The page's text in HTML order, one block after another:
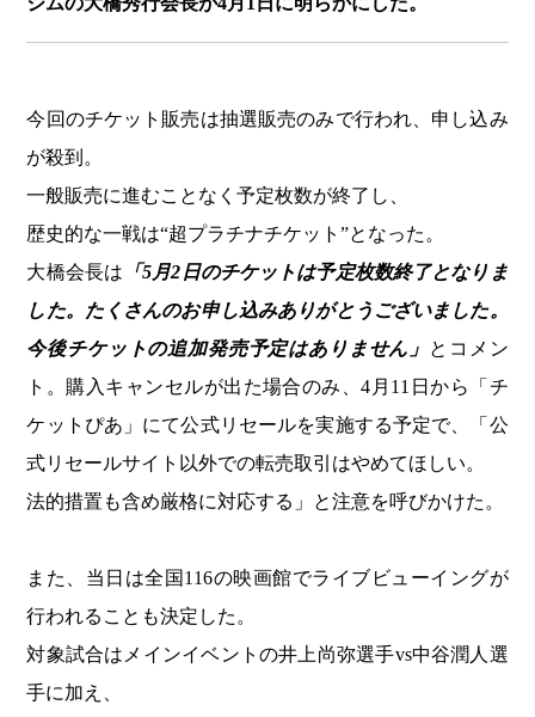
今回のチケット販売は抽選販売のみで行われ、申し込み
が殺到。
一般販売に進むことなく予定枚数が終了し、
歴史的な一戦は“超プラチナチケット”となった。
大橋会長は 「5月2日のチケットは予定枚数終了となりま
した。たくさんのお申し込みありがとうございました。
今後チケットの追加発売予定はありません」 とコメン
ト。購入キャンセルが出た場合のみ、4月11日から「チ
ケットぴあ」にて公式リセールを実施する予定で、「公
式リセールサイト以外での転売取引はやめてほしい。
法的措置も含め厳格に対応する」と注意を呼びかけた。
また、当日は全国116の映画館でライブビューイングが
行われることも決定した。
対象試合はメインイベントの井上尚弥選手vs中谷潤人選
手に加え、